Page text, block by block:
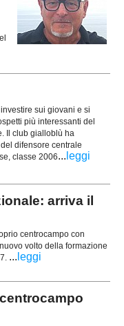
sui giovani e si
più interessanti del
Il club gialloblù ha
difensore centrale
classe 2006... leggi
arriva il
centrocampo con
volto della formazione
... leggi